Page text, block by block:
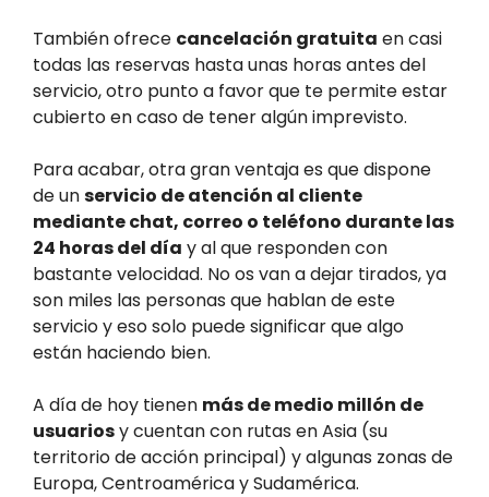
También ofrece cancelación gratuita en casi
todas las reservas hasta unas horas antes del
servicio, otro punto a favor que te permite estar
cubierto en caso de tener algún imprevisto.
Para acabar, otra gran ventaja es que dispone
de unservicio de atención al cliente
mediante chat, correo o teléfono durante las
24 horas del día y al que responden con
bastante velocidad. No os van a dejar tirados, ya
son miles las personas que hablan de este
servicio y eso solo puede significar que algo
están haciendo bien.
A día de hoy tienen más de medio millón de
usuariosy cuentan con rutas en Asia (su
territorio de acción principal) y algunas zonas de
Europa, Centroamérica y Sudamérica.